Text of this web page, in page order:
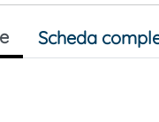
Scheda